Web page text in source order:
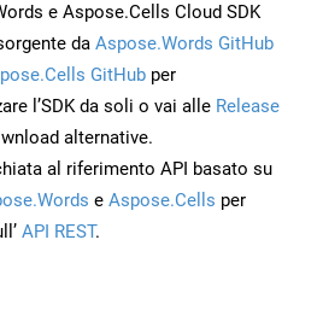
e Aspose.Cells Cloud SDK
da Aspose.Words GitHub
GitHub per
l’SDK da soli o vai alle Release
alternative.
al riferimento API basato su
e Aspose.Cells per
API REST.